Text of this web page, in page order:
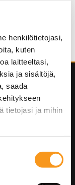
henkilötietojasi,
kuten
laitteeltasi,
ja sisältöjä,
saada
tietojasi ja mihin